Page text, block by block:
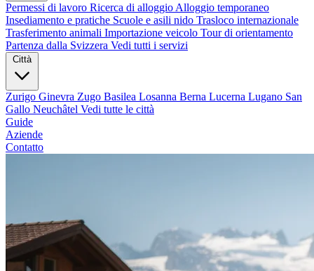
Permessi di lavoro Ricerca di alloggio Alloggio temporaneo
Insediamento e pratiche Scuole e asili nido Trasloco internazionale
Trasferimento animali Importazione veicolo Tour di orientamento
Partenza dalla Svizzera Vedi tutti i servizi
Città
Zurigo Ginevra Zugo Basilea Losanna Berna Lucerna Lugano San
Gallo Neuchâtel Vedi tutte le città
Guide
Aziende
Contatto